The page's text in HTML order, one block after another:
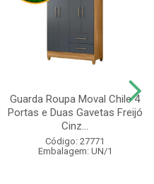
Guarda Roupa Moval Chile 4
Portas e Duas Gavetas Freijó
Cinz...
Código: 27771
Embalagem: UN/1